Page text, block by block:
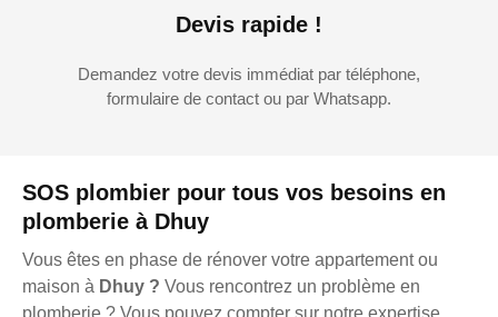
SOS plombier pour tous vos besoins en
plomberie à Dhuy
Vous êtes en phase de rénover votre appartement ou
maison à Dhuy ? Vous rencontrez un problème en
Devis rapide !
Demandez votre devis immédiat par téléphone,
formulaire de contact ou par Whatsapp.